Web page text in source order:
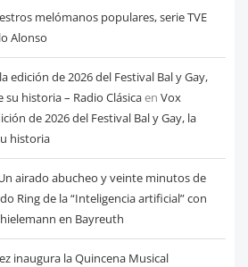
melómanos populares, serie TVE
Alonso
edición de 2026 del Festival Bal y Gay,
historia – Radio Clásicaen Vox
de 2026 del Festival Bal y Gay, la
historia
airado abucheo y veinte minutos de
Ring de la “Inteligencia artificial” con
en Bayreuth
inaugura la Quincena Musical